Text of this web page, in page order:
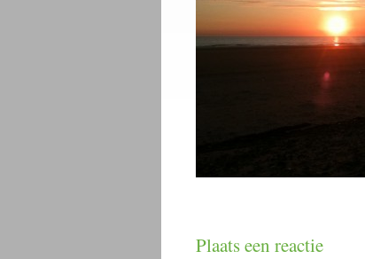
Plaats een reactie